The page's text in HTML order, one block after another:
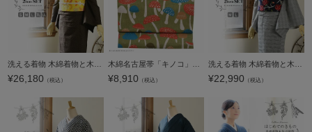
¥26,180 （税込） ¥8,910 （税込） ¥22,990 （税込）